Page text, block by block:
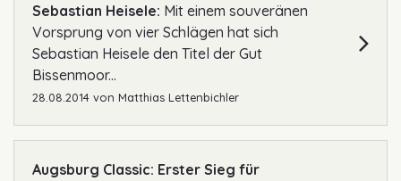
Sebastian Heisele: Mit einem souveränen
Vorsprung von vier Schlägen hat sich
Sebastian Heisele den Titel der Gut
Bissenmoor...
28.08.2014 von Matthias Lettenbichler
Augsburg Classic: Erster Sieg für